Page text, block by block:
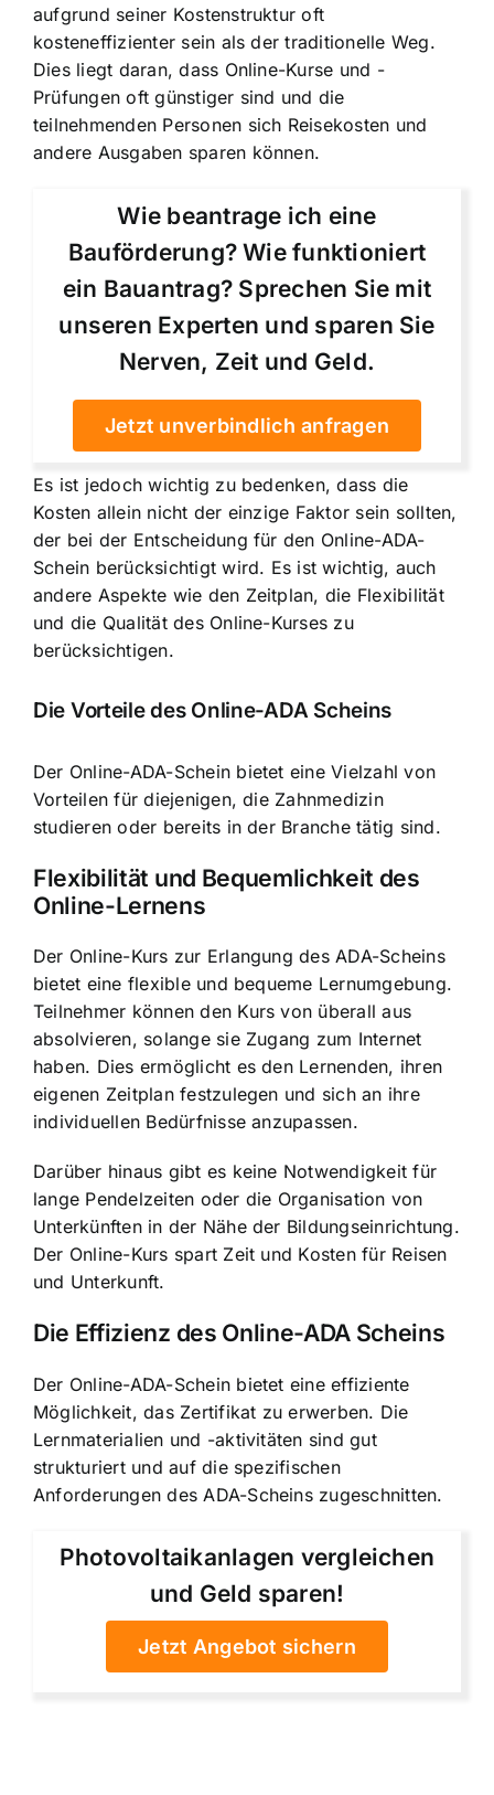
aufgrund seiner Kostenstruktur oft
kosteneffizienter sein als der traditionelle Weg.
Dies liegt daran, dass Online-Kurse und -
Prüfungen oft günstiger sind und die
teilnehmenden Personen sich Reisekosten und
andere Ausgaben sparen können.
Wie beantrage ich eine
Bauförderung? Wie funktioniert
ein Bauantrag? Sprechen Sie mit
unseren Experten und sparen Sie
Nerven, Zeit und Geld.
Jetzt unverbindlich anfragen
Es ist jedoch wichtig zu bedenken, dass die
Kosten allein nicht der einzige Faktor sein sollten,
der bei der Entscheidung für den Online-ADA-
Schein berücksichtigt wird. Es ist wichtig, auch
andere Aspekte wie den Zeitplan, die Flexibilität
und die Qualität des Online-Kurses zu
berücksichtigen.
Die Vorteile des Online-ADA Scheins
Der Online-ADA-Schein bietet eine Vielzahl von
Vorteilen für diejenigen, die Zahnmedizin
studieren oder bereits in der Branche tätig sind.
Flexibilität und Bequemlichkeit des
Online-Lernens
Der Online-Kurs zur Erlangung des ADA-Scheins
bietet eine flexible und bequeme Lernumgebung.
Teilnehmer können den Kurs von überall aus
absolvieren, solange sie Zugang zum Internet
haben. Dies ermöglicht es den Lernenden, ihren
eigenen Zeitplan festzulegen und sich an ihre
individuellen Bedürfnisse anzupassen.
Darüber hinaus gibt es keine Notwendigkeit für
lange Pendelzeiten oder die Organisation von
Unterkünften in der Nähe der Bildungseinrichtung.
Der Online-Kurs spart Zeit und Kosten für Reisen
und Unterkunft.
Die Effizienz des Online-ADA Scheins
Der Online-ADA-Schein bietet eine effiziente
Möglichkeit, das Zertifikat zu erwerben. Die
Lernmaterialien und -aktivitäten sind gut
strukturiert und auf die spezifischen
Anforderungen des ADA-Scheins zugeschnitten.
Photovoltaikanlagen vergleichen
und Geld sparen!
Jetzt Angebot sichern